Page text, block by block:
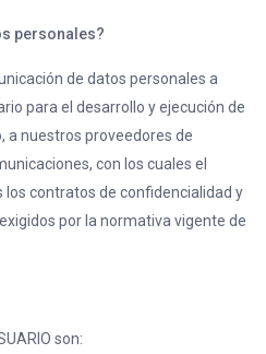
personales?
de datos personales a
para el desarrollo y ejecución de
a nuestros proveedores de
con los cuales el
los contratos de confidencialidad y
por la normativa vigente de
son: